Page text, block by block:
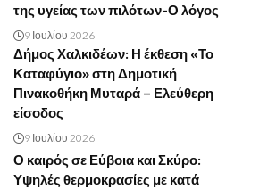
της υγείας των πιλότων-Ο λόγος
9 Ιουλίου 2026
Δήμος Χαλκιδέων: Η έκθεση «Το
Καταφύγιο» στη Δημοτική
Πινακοθήκη Μυταρά – Ελεύθερη
είσοδος
9 Ιουλίου 2026
Ο καιρός σε Εύβοια και Σκύρο:
Υψηλές θερμοκρασίες με κατά